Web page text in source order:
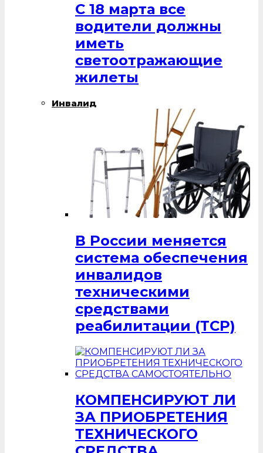
С 18 марта все
водители должны
иметь
светоотражающие
жилеты
Инвалид
В России меняется
система обеспечения
инвалидов
техническими
средствами
реабилитации (ТСР)
КОМПЕНСИРУЮТ ЛИ
ЗА ПРИОБРЕТЕНИЯ
ТЕХНИЧЕСКОГО